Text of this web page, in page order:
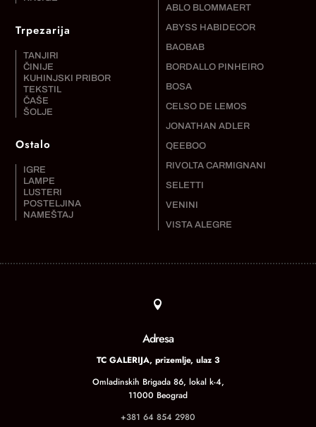
Trpezarija
TANJIRI
ČINIJE
KUHINJSKI PRIBOR
TEKSTIL
ČAŠE
ŠOLJE
Ostalo
IGRE
LAMPE
LUSTERI
POSTELJINA
NAMEŠTAJ
ABLO BLOMMAERT
ABYSS HABIDECOR
BAOBAB
BORDALLO PINHEIRO
BOSA
CELSO DE LEMOS
JONATHAN ADLER
QEEBOO
RIVOLTA CARMIGNANI
SELETTI
VENINI
VISTA ALEGRE

Adresa
TC GALERIJA, prizemlje, ulaz 3
Omladinskih Brigada 86, lokal k-4,
11000 Beograd
+381 64 854 2980